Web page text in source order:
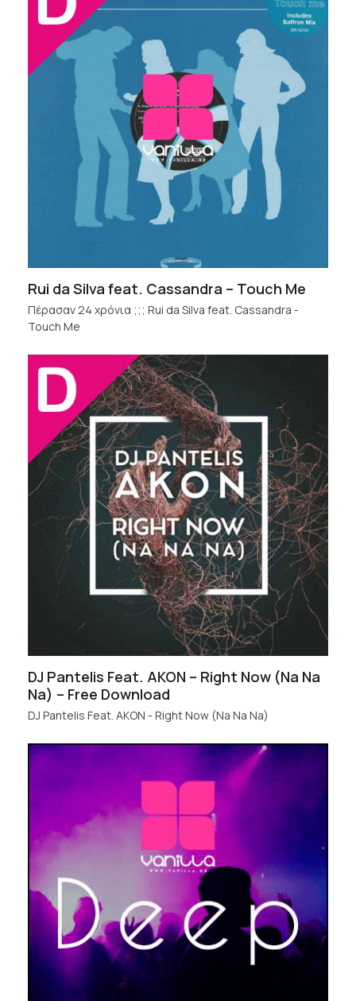
Rui da Silva feat. Cassandra – Touch Me
Πέρασαν 24 χρόνια ;;; Rui da Silva feat. Cassandra -
Touch Me
DJ Pantelis Feat. AKON – Right Now (Na Na
Na) – Free Download
DJ Pantelis Feat. AKON - Right Now (Na Na Na)